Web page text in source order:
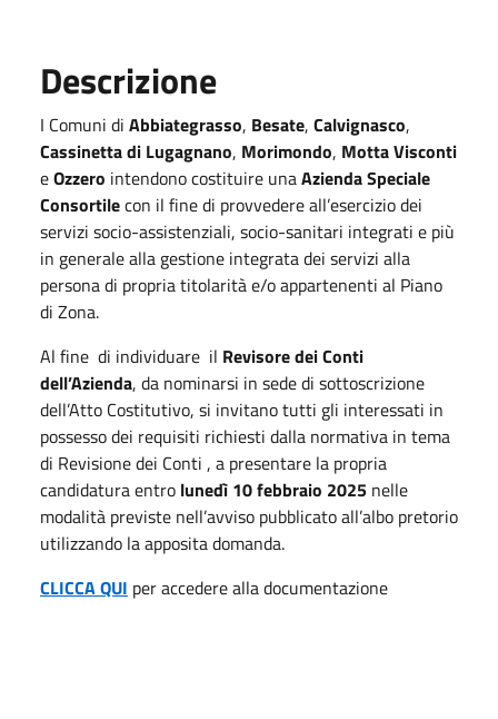
Descrizione
I Comuni di Abbiategrasso, Besate, Calvignasco,
Cassinetta di Lugagnano, Morimondo, Motta Visconti
eOzzero intendono costituire unaAzienda Speciale
Consortilecon il fine di provvedere all’esercizio dei
servizi socio-assistenziali, socio-sanitari integrati e più
in generale alla gestione integrata dei servizi alla
persona di propria titolarità e/o appartenenti al Piano
di Zona.
Al fine di individuare il Revisore dei Conti
dell’Azienda, da nominarsi in sede di sottoscrizione
dell’Atto Costitutivo, si invitano tutti gli interessati in
possesso dei requisiti richiesti dalla normativa in tema
di Revisione dei Conti , a presentare la propria
candidatura entro lunedì 10 febbraio 2025 nelle
modalità previste nell’avviso pubblicato all’albo pretorio
utilizzando la apposita domanda.
CLICCA QUI per accedere alla documentazione